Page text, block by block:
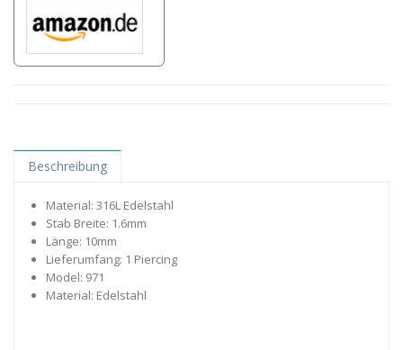
Beschreibung
Material: 316L Edelstahl
Stab Breite: 1.6mm
Länge: 10mm
Lieferumfang: 1 Piercing
Model: 971
Material: Edelstahl